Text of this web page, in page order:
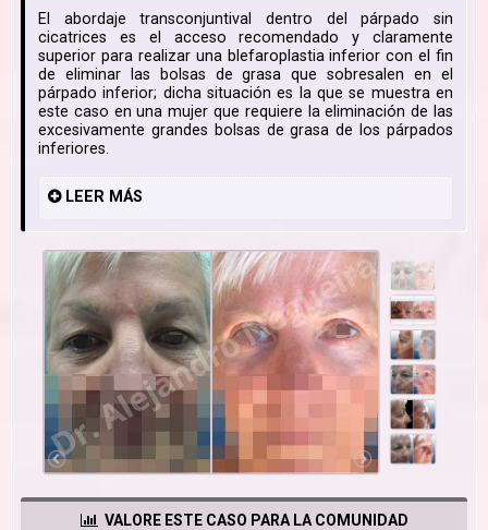
El abordaje transconjuntival dentro del párpado sin
cicatrices es el acceso recomendado y claramente
superior para realizar una blefaroplastia inferior con el fin
de eliminar las bolsas de grasa que sobresalen en el
párpado inferior; dicha situación es la que se muestra en
este caso en una mujer que requiere la eliminación de las
excesivamente grandes bolsas de grasa de los párpados
inferiores.
LEER MÁS
VALORE ESTE CASO PARA LA COMUNIDAD